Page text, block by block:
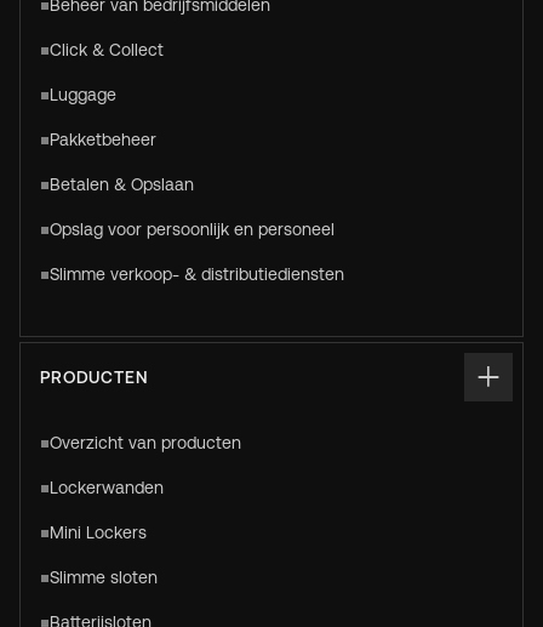
Beheer van bedrijfsmiddelen
Click & Collect
Luggage
Pakketbeheer
Betalen & Opslaan
Opslag voor persoonlijk en personeel
Slimme verkoop- & distributiediensten
PRODUCTEN
Overzicht van producten
Lockerwanden
Mini Lockers
Slimme sloten
Batterijsloten